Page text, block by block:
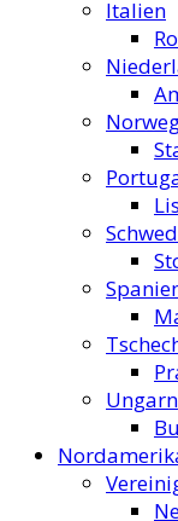
Italien
Ungarn